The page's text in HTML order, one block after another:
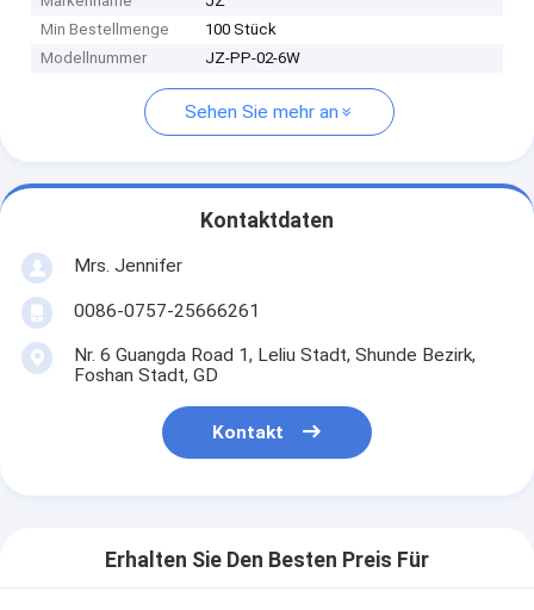
Min Bestellmenge
100 Stück
Modellnummer
JZ-PP-02-6W
Sehen Sie mehr an
Kontaktdaten
Mrs. Jennifer
0086-0757-25666261
Nr. 6 Guangda Road 1, Leliu Stadt, Shunde Bezirk,
Foshan Stadt, GD
Kontakt
Erhalten Sie Den Besten Preis Für